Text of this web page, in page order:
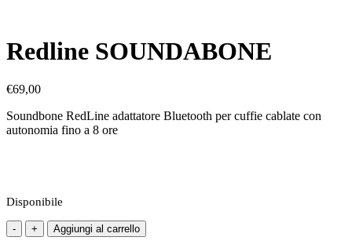
Redline SOUNDABONE
€69,00
Soundbone RedLine adattatore Bluetooth per cuffie cablate con
autonomia fino a 8 ore
Disponibile
Redline
SOUNDABONE
Aggiungi al carrello